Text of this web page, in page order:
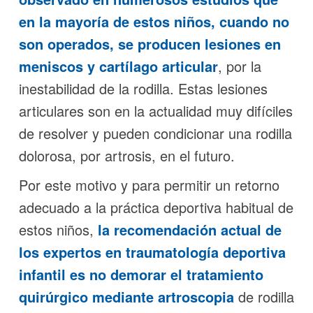
en la mayoría de estos niños, cuando no
son operados, se producen lesiones en
meniscos y cartílago articular, por la
inestabilidad de la rodilla. Estas lesiones
articulares son en la actualidad muy difíciles
de resolver y pueden condicionar una rodilla
dolorosa, por artrosis, en el futuro.
Por este motivo y para permitir un retorno
adecuado a la práctica deportiva habitual de
estos niños, la recomendación actual de
los expertos en traumatología deportiva
infantil es no demorar el tratamiento
quirúrgico mediante artroscopia de rodilla